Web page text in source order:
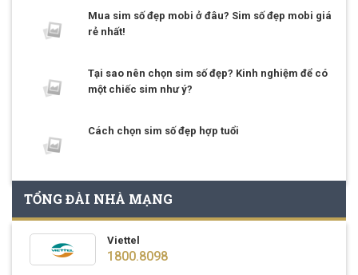
Mua sim số đẹp mobi ở đâu? Sim số đẹp mobi giá
rẻ nhất!
Tại sao nên chọn sim số đẹp? Kinh nghiệm để có
một chiếc sim như ý?
Cách chọn sim số đẹp hợp tuổi
TỔNG ĐÀI NHÀ MẠNG
Viettel
1800.8098